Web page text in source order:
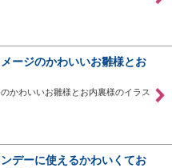
ージのかわいいお雛様とお
かわいいお雛様とお内裏様のイラス
デーに使えるかわいくてお